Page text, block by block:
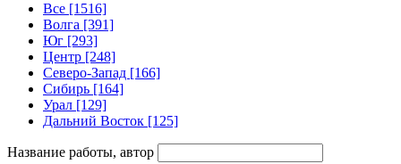
Все [1516]
Волга [391]
Юг [293]
Центр [248]
Северо-Запад [166]
Сибирь [164]
Урал [129]
Дальний Восток [125]
Название работы, автор